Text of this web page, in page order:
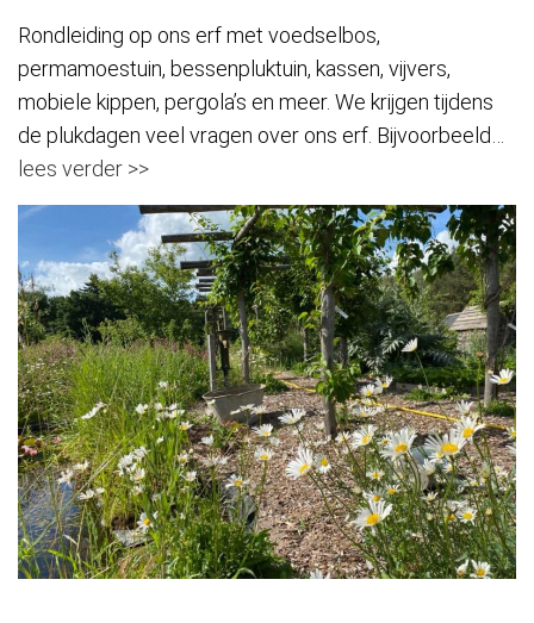
Rondleiding op ons erf met voedselbos,
permamoestuin, bessenpluktuin, kassen, vijvers,
mobiele kippen, pergola’s en meer. We krijgen tijdens
de plukdagen veel vragen over ons erf. Bijvoorbeeld…
lees verder >>